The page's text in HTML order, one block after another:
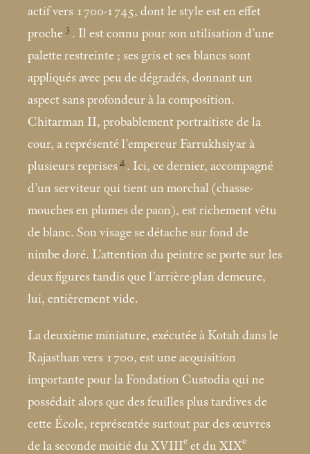
actif vers 1700-1745, dont le style est en effet
proche 3 . Il est connu pour son utilisation d’une
palette restreinte ; ses gris et ses blancs sont
appliqués avec peu de dégradés, donnant un
aspect sans profondeur à la composition.
Chitarman II, probablement portraitiste de la
cour, a représenté l’empereur Farrukhsiyar à
plusieurs reprises4. Ici, ce dernier, accompagné
d’un serviteur qui tient un morchal (chasse-
mouches en plumes de paon), est richement vêtu
de blanc. Son visage se détache sur fond de
nimbe doré. L’attention du peintre se porte sur les
deux figures tandis que l’arrière-plan demeure,
lui, entièrement vide.
La deuxième miniature, exécutée à Kotah dans le
Rajasthan vers 1700, est une acquisition
importante pour la Fondation Custodia qui ne
possédait alors que des feuilles plus tardives de
cette École, représentée surtout par des œuvres
de la seconde moitié du XVIIIe et du XIXe